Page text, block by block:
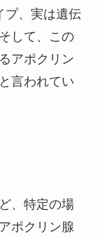
プ、実は遺伝
して、この
アポクリン
言われてい
、特定の場
ポクリン腺